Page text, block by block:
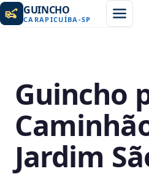
GUINCHO
CARAPICUÍBA -SP
Guincho
Jardim